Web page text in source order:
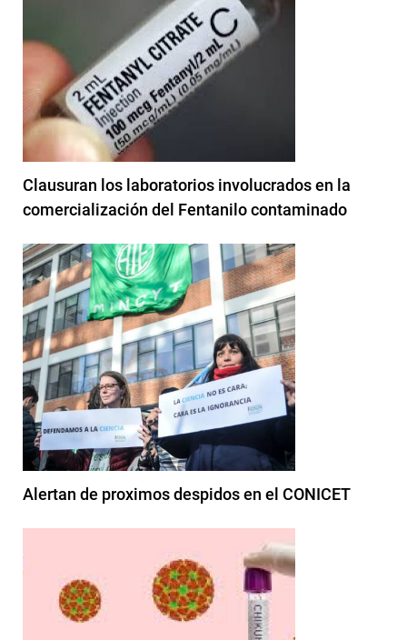
Clausuran los laboratorios involucrados en la
comercialización del Fentanilo contaminado
Alertan de proximos despidos en el CONICET